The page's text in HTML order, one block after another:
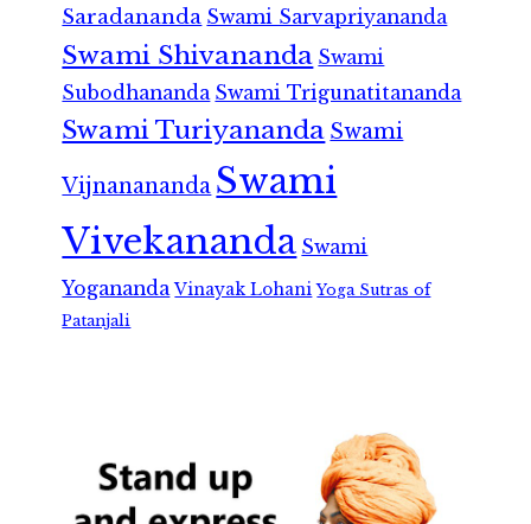
Saradananda Swami Sarvapriyananda
Swami Shivananda Swami
Subodhananda Swami Trigunatitananda
Swami Turiyananda Swami
Vijnanananda Swami
Vivekananda Swami
Yogananda Vinayak Lohani Yoga Sutras of
Patanjali